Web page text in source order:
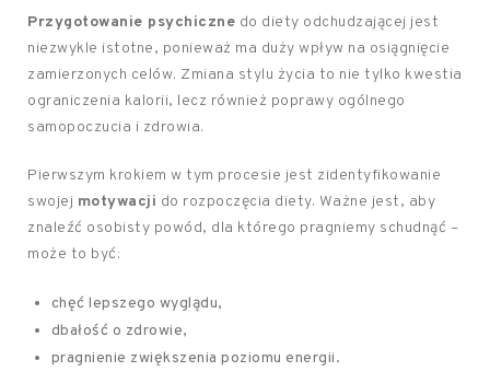
Przygotowanie psychiczne do diety odchudzającej jest
niezwykle istotne, ponieważ ma duży wpływ na osiągnięcie
zamierzonych celów. Zmiana stylu życia to nie tylko kwestia
ograniczenia kalorii, lecz również poprawy ogólnego
samopoczucia i zdrowia.
Pierwszym krokiem w tym procesie jest zidentyfikowanie
swojej motywacji do rozpoczęcia diety. Ważne jest, aby
znaleźć osobisty powód, dla którego pragniemy schudnąć –
może to być:
chęć lepszego wyglądu,
dbałość o zdrowie,
pragnienie zwiększenia poziomu energii.